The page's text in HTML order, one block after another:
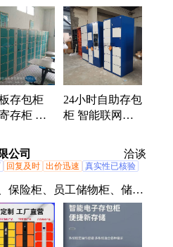
、智能柜、智能收、包柜智
、衣物鞋包、智能存包、智
李自提柜、手机充电柜、智
存取柜寄存、智能物料柜、
存包柜
存柜 板
物柜参数
24小时自助存包
柜 智能联网储
柜 扫码智能柜
定制
公司 洽谈
回复及时 出价迅速
真实性已核验
保险柜、员工储物柜、储物
瓶柜、保密柜、弹药柜、清
、加厚衣柜、财务铁皮柜、
、军官物品柜、液体储存